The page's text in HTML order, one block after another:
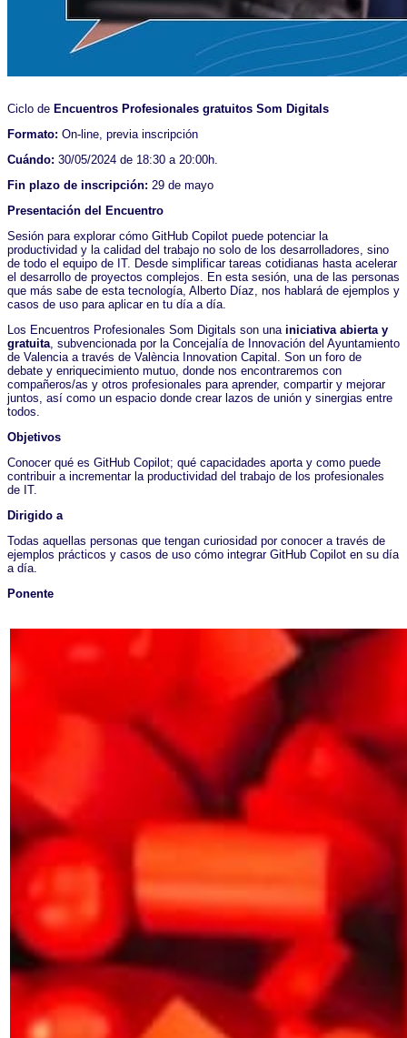
Ciclo de Encuentros Profesionales gratuitos Som Digitals
Formato: On-line, previa inscripción
Cuándo: 30/05/2024 de 18:30 a 20:00h.
Fin plazo de inscripción: 29 de mayo
Presentación del Encuentro
Sesión para explorar cómo GitHub Copilot puede potenciar la
productividad y la calidad del trabajo no solo de los desarrolladores, sino
de todo el equipo de IT. Desde simplificar tareas cotidianas hasta acelerar
el desarrollo de proyectos complejos. En esta sesión, una de las personas
que más sabe de esta tecnología, Alberto Díaz, nos hablará de ejemplos y
casos de uso para aplicar en tu día a día.
Los Encuentros Profesionales Som Digitals son una iniciativa abierta y
gratuita, subvencionada por la Concejalía de Innovación del Ayuntamiento
de Valencia a través de València Innovation Capital. Son un foro de
debate y enriquecimiento mutuo, donde nos encontraremos con
compañeros/as y otros profesionales para aprender, compartir y mejorar
juntos, así como un espacio donde crear lazos de unión y sinergias entre
todos.
Objetivos
Conocer qué es GitHub Copilot; qué capacidades aporta y como puede
contribuir a incrementar la productividad del trabajo de los profesionales
de IT.
Dirigido a
Todas aquellas personas que tengan curiosidad por conocer a través de
ejemplos prácticos y casos de uso cómo integrar GitHub Copilot en su día
a día.
Ponente